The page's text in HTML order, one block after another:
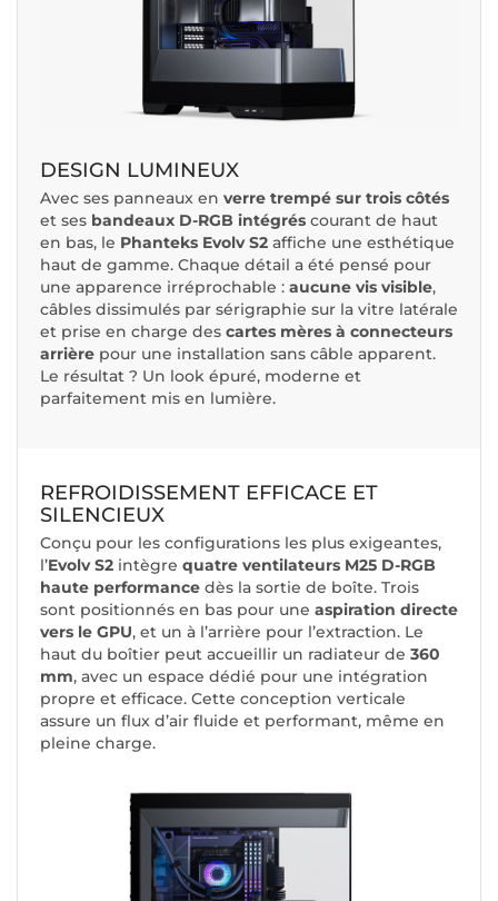
DESIGN LUMINEUX
Avec ses panneaux en verre trempé sur trois côtés
et ses bandeaux D-RGB intégrés courant de haut
en bas, le Phanteks Evolv S2 affiche une esthétique
haut de gamme. Chaque détail a été pensé pour
une apparence irréprochable : aucune vis visible,
câbles dissimulés par sérigraphie sur la vitre latérale
et prise en charge des cartes mères à connecteurs
arrière pour une installation sans câble apparent.
Le résultat ? Un look épuré, moderne et
parfaitement mis en lumière.
REFROIDISSEMENT EFFICACE ET
SILENCIEUX
Conçu pour les configurations les plus exigeantes,
l’Evolv S2 intègre quatre ventilateurs M25 D-RGB
haute performance dès la sortie de boîte. Trois
sont positionnés en bas pour une aspiration directe
vers le GPU, et un à l’arrière pour l’extraction. Le
haut du boîtier peut accueillir un radiateur de 360
mm, avec un espace dédié pour une intégration
propre et efficace. Cette conception verticale
assure un flux d’air fluide et performant, même en
pleine charge.